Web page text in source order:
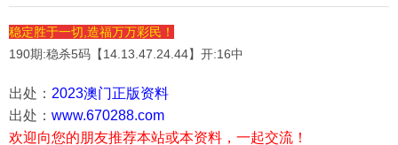
稳定胜于一切,造福万万彩民！
190期:稳杀5码【14.13.47.24.44】开:16中
出处： 2023澳门正版资料
出处： www.670288.com
欢迎向您的朋友推荐本站或本资料，一起交流！